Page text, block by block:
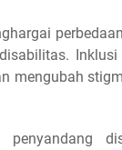
mengubah